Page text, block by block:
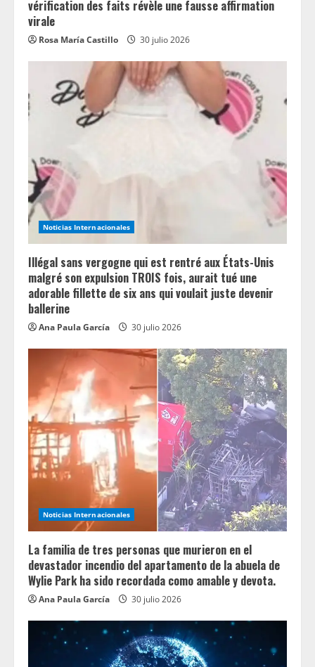
vérification des faits révèle une fausse affirmation
virale
Rosa María Castillo 30 julio 2026
Noticias Internacionales
Illégal sans vergogne qui est rentré aux États-Unis
malgré son expulsion TROIS fois, aurait tué une
adorable fillette de six ans qui voulait juste devenir
ballerine
Ana Paula García 30 julio 2026
Noticias Internacionales
La familia de tres personas que murieron en el
devastador incendio del apartamento de la abuela de
Wylie Park ha sido recordada como amable y devota.
Ana Paula García 30 julio 2026